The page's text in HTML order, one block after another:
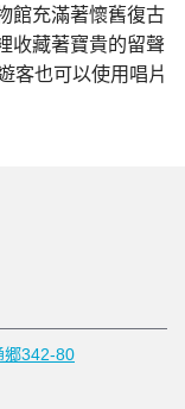
館充滿著懷舊復古
收藏著寶貴的留聲
客也可以使用唱片
342-80